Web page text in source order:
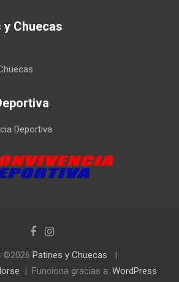
Chuecas
Deportiva
©2026 Patines y Chuecas
Funciona gracias a: WordPress